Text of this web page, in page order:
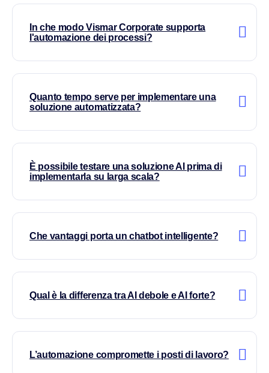
In che modo Vismar Corporate supporta
l'automazione dei processi?
Quanto tempo serve per implementare una
soluzione automatizzata?
È possibile testare una soluzione AI prima di
implementarla su larga scala?
Che vantaggi porta un chatbot intelligente?
Qual è la differenza tra AI debole e AI forte?
L’automazione compromette i posti di lavoro?